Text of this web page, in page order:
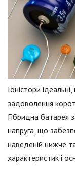
Іоністори
задоволення
Гібридна батарея
напруга, що
наведеній нижче
характеристик і